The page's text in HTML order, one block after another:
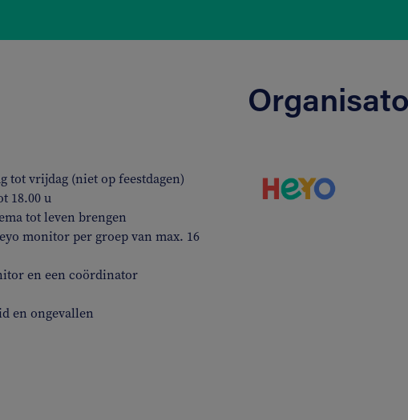
tot vrijdag (niet op feestdagen)
18.00 u
tot leven brengen
monitor per groep van max. 16
en een coördinator
en ongevallen